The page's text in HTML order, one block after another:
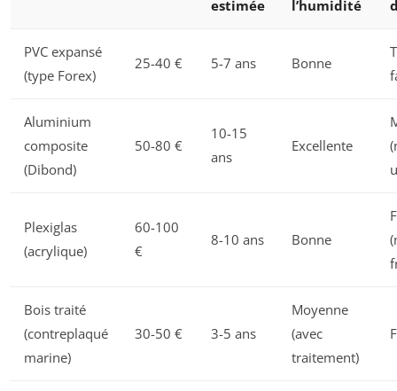
estimée
l’humidité
PVC expansé
(type Forex)
25-40 € 5-7 ans Bonne
Aluminium
composite
(Dibond)
50-80 €
10-15
ans
Excellente
Plexiglas
(acrylique)
60-100
€
8-10 ans Bonne
Bois traité
(contreplaqué
marine)
30-50 € 3-5 ans
Moyenne
(avec
traitement)